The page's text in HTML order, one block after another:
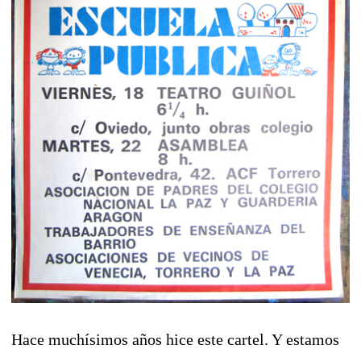
Hace muchísimos años hice este cartel. Y estamos